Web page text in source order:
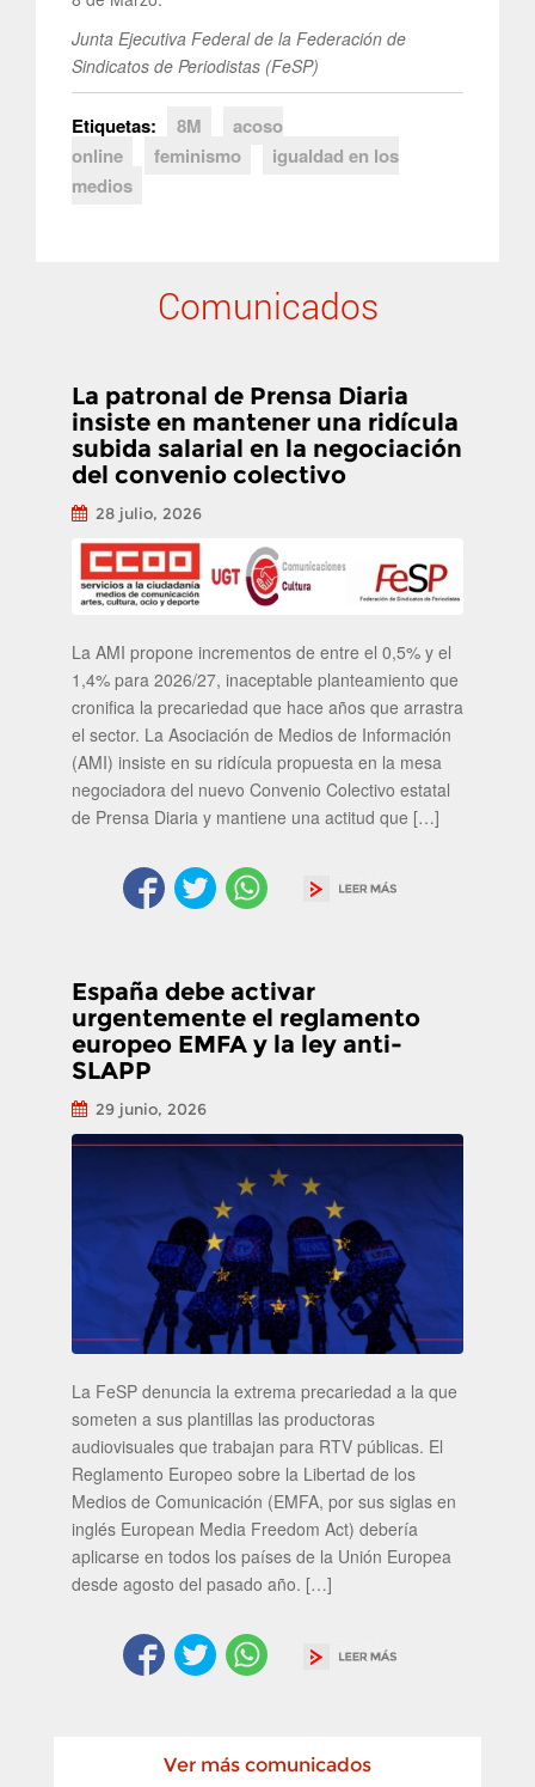
Junta Ejecutiva Federal de la Federación de
Sindicatos de Periodistas (FeSP)
Etiquetas: 8M
acoso
online
feminismo
igualdad en los
medios
Comunicados
La patronal de Prensa Diaria
insiste en mantener una ridícula
subida salarial en la negociación
del convenio colectivo
28 julio, 2026
La AMI propone incrementos de entre el 0,5% y el
1,4% para 2026/27, inaceptable planteamiento que
cronifica la precariedad que hace años que arrastra
el sector. La Asociación de Medios de Información
(AMI) insiste en su ridícula propuesta en la mesa
negociadora del nuevo Convenio Colectivo estatal
de Prensa Diaria y mantiene una actitud que […]
España debe activar
urgentemente el reglamento
europeo EMFA y la ley anti-
SLAPP
29 junio, 2026
La FeSP denuncia la extrema precariedad a la que
someten a sus plantillas las productoras
audiovisuales que trabajan para RTV públicas. El
Reglamento Europeo sobre la Libertad de los
Medios de Comunicación (EMFA, por sus siglas en
inglés European Media Freedom Act) debería
aplicarse en todos los países de la Unión Europea
desde agosto del pasado año. […]
Ver más comunicados